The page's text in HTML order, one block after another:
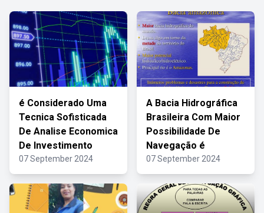
é Considerado Uma
Tecnica Sofisticada
De Analise Economica
De Investimento
07 September 2024
A Bacia Hidrográfica
Brasileira Com Maior
Possibilidade De
Navegação é
07 September 2024